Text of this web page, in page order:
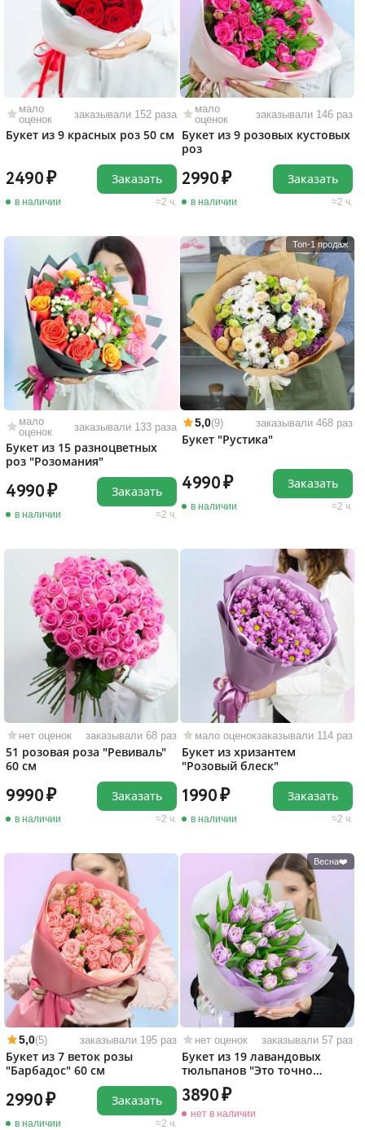
мало
оценок
заказывали 152 раза
Букет из 9 красных роз 50 см
2490
в наличии 2 ч.
Заказать
мало
оценок
заказывали 146 раз
Букет из 9 розовых кустовых
роз
2990
в наличии 2 ч.
Заказать
мало
оценок
заказывали 133 раза
Букет из 15 разноцветных
роз "Розомания"
4990
в наличии 2 ч.
Заказать
Топ-1 продаж
5,0(9) заказывали 468 раз
Букет "Рустика"
4990
в наличии 2 ч.
Заказать
нет оценок заказывали 68 раз
51 розовая роза "Ревиваль"
60 см
9990
в наличии 2 ч.
Заказать
мало оценокзаказывали 114 раз
Букет из хризантем
"Розовый блеск"
1990
в наличии 2 ч.
Заказать
5,0(5) заказывали 195 раз
Букет из 7 веток розы
"Барбадос" 60 см
2990
в наличии 2 ч.
Заказать
Весна❤️
нет оценок заказывали 57 раз
Букет из 19 лавандовых
тюльпанов "Это точно
любовь!"
3890
нет в наличии